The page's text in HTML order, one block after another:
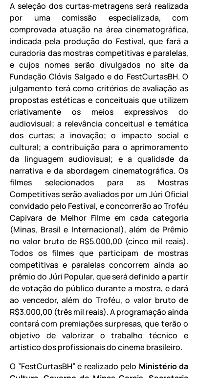
A seleção dos curtas-metragens será realizada
por uma comissão especializada, com
comprovada atuação na área cinematográfica,
indicada pela produção do Festival, que fará a
curadoria das mostras competitivas e paralelas,
e cujos nomes serão divulgados no site da
Fundação Clóvis Salgado e do FestCurtasBH. O
julgamento terá como critérios de avaliação as
propostas estéticas e conceituais que utilizem
criativamente os meios expressivos do
audiovisual; a relevância conceitual e temática
dos curtas; a inovação; o impacto social e
cultural; a contribuição para o aprimoramento
da linguagem audiovisual; e a qualidade da
narrativa e da abordagem cinematográfica. Os
filmes selecionados para as Mostras
Competitivas serão avaliados por um Júri Oficial
convidado pelo Festival, e concorrerão ao Troféu
Capivara de Melhor Filme em cada categoria
(Minas, Brasil e Internacional), além de Prêmio
no valor bruto de R$5.000,00 (cinco mil reais).
Todos os filmes que participam de mostras
competitivas e paralelas concorrem ainda ao
prêmio do Júri Popular, que será definido a partir
de votação do público durante a mostra, e dará
ao vencedor, além do Troféu, o valor bruto de
R$3.000,00 (três mil reais). A programação ainda
contará com premiações surpresas, que terão o
objetivo de valorizar o trabalho técnico e
artístico dos profissionais do cinema brasileiro.
O ”FestCurtasBH” é realizado pelo Ministério da